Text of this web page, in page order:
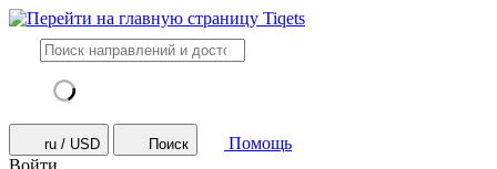
ru / USD Поиск
Помощь
Войти